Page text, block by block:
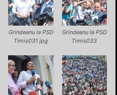
Grindeanu la PSD
Timis031 jpg
Grindeanu la PSD
Timis033